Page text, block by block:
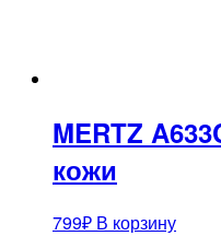
MERTZ
кожи
799₽ В корзину